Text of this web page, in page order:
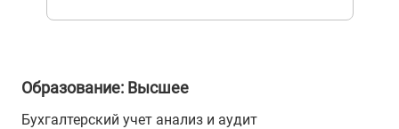
Образование: Высшее
Бухгалтерский учет анализ и аудит